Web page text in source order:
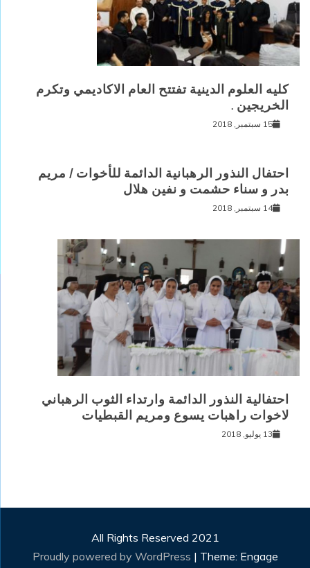
كليه العلوم الدينية تفتتح العام الاكاديمي وتكرم
الخريجين .
15 سبتمبر, 2018
احتفال النذور الرهبانية الدائمة للأخوات / مريم
بدر و سناء حشمت و نفين هلال
14 سبتمبر, 2018
احتفالية النذور الدائمة وارتداء الثوب الرهباني
لاخوات راهبات يسوع ومريم القبطيات
13 يوليو, 2018
All Rights Reserved 2021
Proudly powered by WordPress | Theme: Engage